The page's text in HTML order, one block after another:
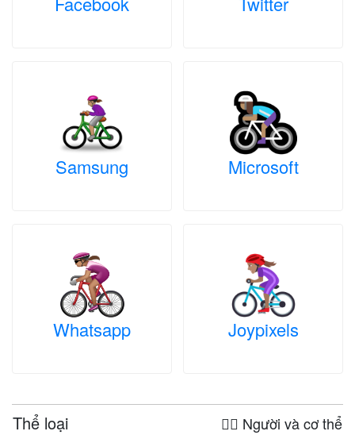
Samsung Microsoft
Whatsapp Joypixels
Thể loại 🤦‍♀️ Người và cơ thể